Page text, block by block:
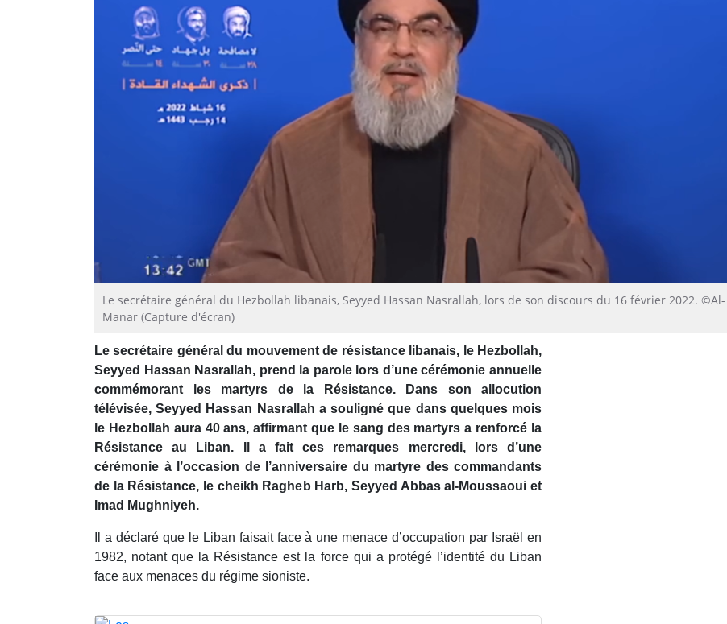
Le secrétaire général du Hezbollah libanais, Seyyed Hassan Nasrallah, lors de son discours du 16 février 2022. ©Al-
Manar (Capture d'écran)
Le secrétaire général du mouvement de résistance libanais, le Hezbollah,
Seyyed Hassan Nasrallah, prend la parole lors d’une cérémonie annuelle
commémorant les martyrs de la Résistance. Dans son allocution
télévisée, Seyyed Hassan Nasrallah a souligné que dans quelques mois
le Hezbollah aura 40 ans, affirmant que le sang des martyrs a renforcé la
Résistance au Liban. Il a fait ces remarques mercredi, lors d’une
cérémonie à l’occasion de l’anniversaire du martyre des commandants
de la Résistance, le cheikh Ragheb Harb, Seyyed Abbas al-Moussaoui et
Imad Mughniyeh.
Il a déclaré que le Liban faisait face à une menace d’occupation par Israël en
1982, notant que la Résistance est la force qui a protégé l’identité du Liban
face aux menaces du régime sioniste.